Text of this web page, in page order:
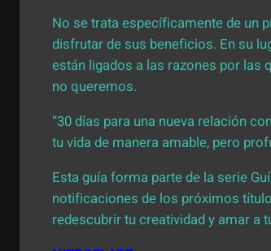
No se trata específicamente de un
disfrutar de sus beneficios. En su
están ligados a las razones por las
no queremos.
“30 días para una nueva relación
tu vida de manera amable, pero
Esta guía forma parte de la serie
notificaciones de los próximos
redescubrir tu creatividad y amar a